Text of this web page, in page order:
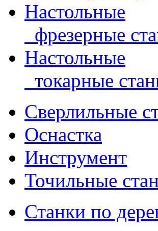
Настольные
фрезерные
Настольные
токарные
Сверлильные
Оснастка
Инструмент
Точильные
Станки по